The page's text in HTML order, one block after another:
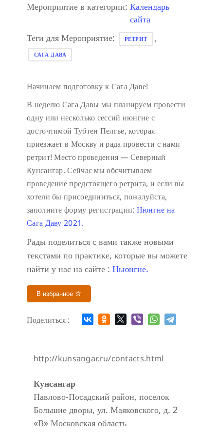
Мероприятие в категории: Календарь
сайта
Теги для Мероприятие:
РЕТРИТ ,
САГА ДАВА
Начинаем подготовку к Сага Даве!
В неделю Сага Давы мы планируем провести
одну или несколько сессий нюнгне с
досточтимой Тубтен Пелгье, которая
приезжает в Москву и рада провести с нами
ретрит! Место проведения — Северный
Кунсангар. Сейчас мы обсчитываем
проведение предстоящего ретрита, и если вы
хотели бы присоединиться, пожалуйста,
заполните форму регистрации: Нюнгне на
Сага Даву 2021.
Рады поделиться с вами также новыми
текстами по практике, которые вы можете
найти у нас на сайте : Ньюнгне.
В избранное
Поделиться :
http://kunsangar.ru/contacts.html
Кунсангар
Павлово-Посадский район, поселок
Большие дворы, ул. Маяковского, д. 2
«В» Московская область